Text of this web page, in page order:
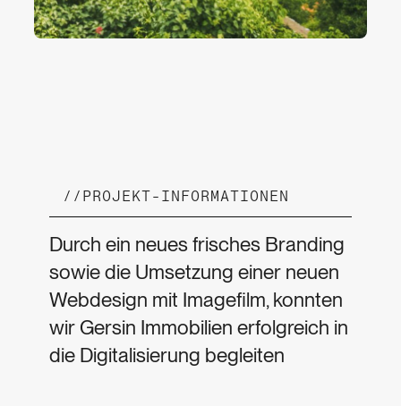
// PROJEKT-INFORMATIONEN
Durch ein neues frisches Branding
sowie die Umsetzung einer neuen
Webdesign mit Imagefilm, konnten
wir Gersin Immobilien erfolgreich in
die Digitalisierung begleiten